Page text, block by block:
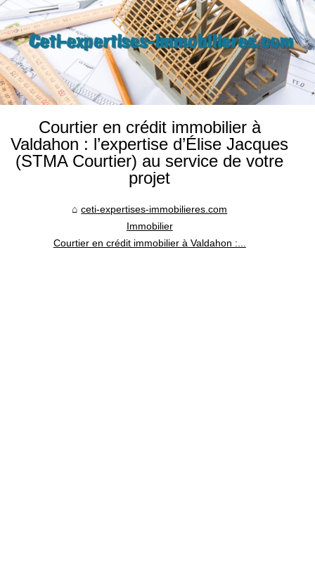
Courtier en crédit immobilier à
Valdahon : l’expertise d’Élise Jacques
(STMA Courtier) au service de votre
projet
ceti-expertises-immobilieres.com
Immobilier
Courtier en crédit immobilier à Valdahon :...